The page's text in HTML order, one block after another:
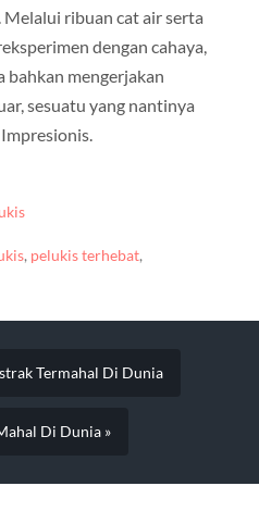
ribuan cat air serta
dengan cahaya,
bahkan mengerjakan
sesuatu yang nantinya
, pelukis terhebat,
Termahal Di Dunia
Di Dunia »